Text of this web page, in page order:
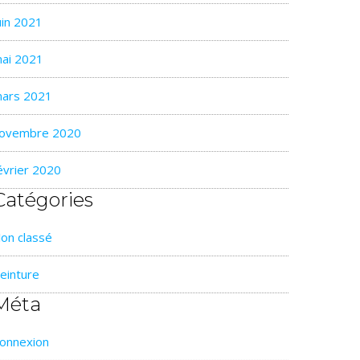
2021
2021
2021
2020
2020
classé